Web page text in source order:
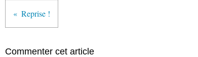
Reprise !
Commenter cet article